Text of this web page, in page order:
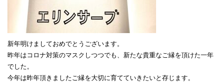
新年明けましておめでとうございます。
昨年はコロナ対策のマスクしつつでも、新たな貴重なご縁を頂けた一年
でした。
今年は昨年頂きましたご縁を大切に育てていきたいと存じます。